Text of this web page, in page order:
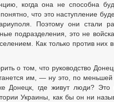
когда она не способна
что это наступление
Поэтому они стали
подразделения, это не
Как только против них
о том, что руководство
им, — ну это, по меньшей
Донецк, где живут люди? Это
Украины, как бы он ни